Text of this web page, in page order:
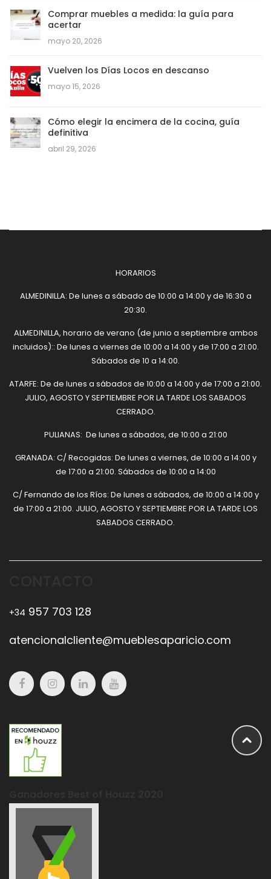
Comprar muebles a medida: la guía para
acertar
mayo 20, 2026
Vuelven los Días Locos en descanso
mayo 15, 2026
Cómo elegir la encimera de la cocina, guía
definitiva
abril 29, 2026
HORARIOS
ALMEDINILLA: De lunes a sábado de 10:00 a 14:00 y de 16:30 a
20:30.
ALMEDINILLA, horario de verano (de junio a septiembre ambos
incluidos):: De lunes a viernes de 10:00 a 14:00 y de 17:00 a 21:00.
Sábados de 10 a 14:00.
ATARFE: De de lunes a sábados de 10:00 a 14:00 y de 17:00 a 21:00.
JULIO, AGOSTO Y SEPTIEMBRE POR LA TARDE LOS SABADOS
CERRADO.
PULIANAS: De lunes a sábados, de 10:00 a 21:00
GRANADA: C/ Recogidas: De lunes a viernes, de 10:00 a 14:00 y
de 17:00 a 21:00. Sábados de 10:00 a 14:00
C/ Fernando de los Ríos: De lunes a sábados, de 10:00 a 14:00 y
de 17:00 a 21:00. JULIO, AGOSTO Y SEPTIEMBRE POR LA TARDE LOS
SABADOS CERRADO.
+34 957 703 128
atencionalcliente@mueblesaparicio.com